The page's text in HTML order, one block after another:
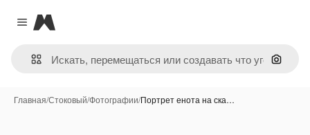
Close menu
Magnific
Поиск
Главная/Стоковый/Фотографии/Портрет енота на ска…